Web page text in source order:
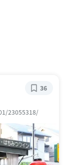
23055318/
36